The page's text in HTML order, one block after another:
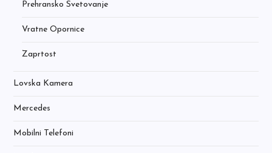
Prehransko Svetovanje
Vratne Opornice
Zaprtost
Lovska Kamera
Mercedes
Mobilni Telefoni